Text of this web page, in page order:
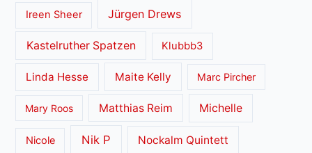
Ireen Sheer Jürgen Drews
Kastelruther Spatzen Klubbb3
Linda Hesse Maite Kelly Marc Pircher
Mary Roos Matthias Reim Michelle
Nicole Nik P Nockalm Quintett